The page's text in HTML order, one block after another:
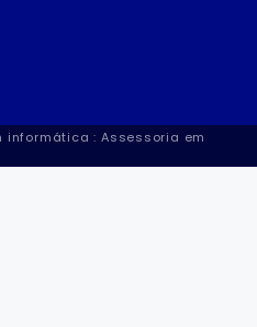
informática : Assessoria em